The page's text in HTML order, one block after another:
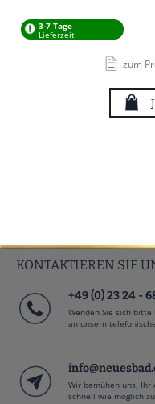
3-7 Tage
Lieferzeit
zum
KONTAKTIEREN SIE
+49 (0) 23 24 -
Wenden Sie sich bitte
an unsern
Wir bemühen uns, Ihr
schnell wie möglich